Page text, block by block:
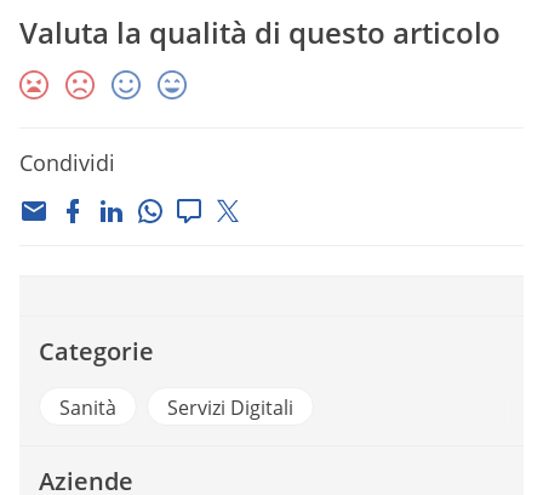
Valuta la qualità di questo articolo
Condividi
Categorie
Sanità Servizi Digitali
Aziende